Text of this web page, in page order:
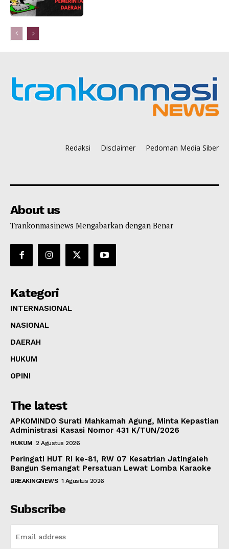
Redaksi Disclaimer Pedoman Media Siber
About us
Trankonmasinews Mengabarkan dengan Benar
Kategori
INTERNASIONAL
NASIONAL
DAERAH
HUKUM
OPINI
The latest
APKOMINDO Surati Mahkamah Agung, Minta Kepastian
Administrasi Kasasi Nomor 431 K/TUN/2026
HUKUM 2 Agustus 2026
Peringati HUT RI ke-81, RW 07 Kesatrian Jatingaleh
Bangun Semangat Persatuan Lewat Lomba Karaoke
BREAKINGNEWS 1 Agustus 2026
Subscribe